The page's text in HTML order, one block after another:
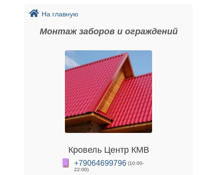
На главную
Монтаж заборов и ограждений
Кровель Центр КМВ
+79064699796 (10:00-
22:00)